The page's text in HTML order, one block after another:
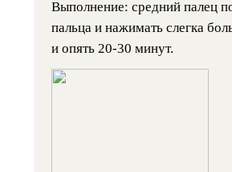
Выполнение: средний палец
пальца и нажимать слегка
и опять 20-30 минут.